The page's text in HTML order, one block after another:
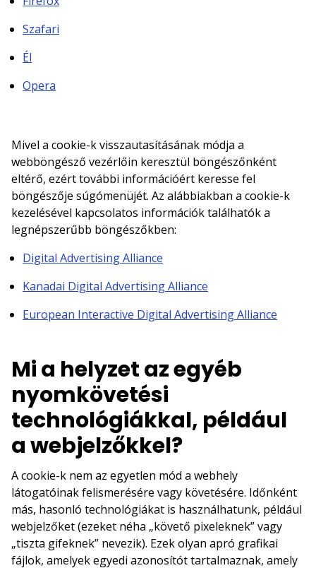
Szafari
Él
Opera
Mivel a cookie-k visszautasításának módja a
webböngésző vezérlőin keresztül böngészőnként
eltérő, ezért további információért keresse fel
böngészője súgómenüjét. Az alábbiakban a cookie-k
kezelésével kapcsolatos információk találhatók a
legnépszerűbb böngészőkben:
Digital Advertising Alliance
Kanadai Digital Advertising Alliance
European Interactive Digital Advertising Alliance
Mi a helyzet az egyéb
nyomkövetési
technológiákkal, például
a webjelzőkkel?
A cookie-k nem az egyetlen mód a webhely
látogatóinak felismerésére vagy követésére. Időnként
más, hasonló technológiákat is használhatunk, például
webjelzőket (ezeket néha „követő pixeleknek” vagy
„tiszta gifeknek” nevezik). Ezek olyan apró grafikai
fájlok, amelyek egyedi azonosítót tartalmaznak, amely